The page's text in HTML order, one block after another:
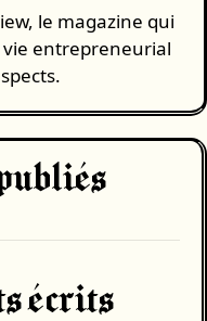
le magazine qui
entrepreneurial
écrits